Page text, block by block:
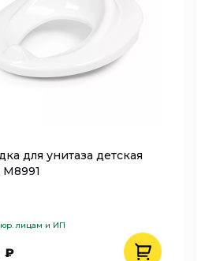
для унитаза детская
юр. лицам и ИП
₽